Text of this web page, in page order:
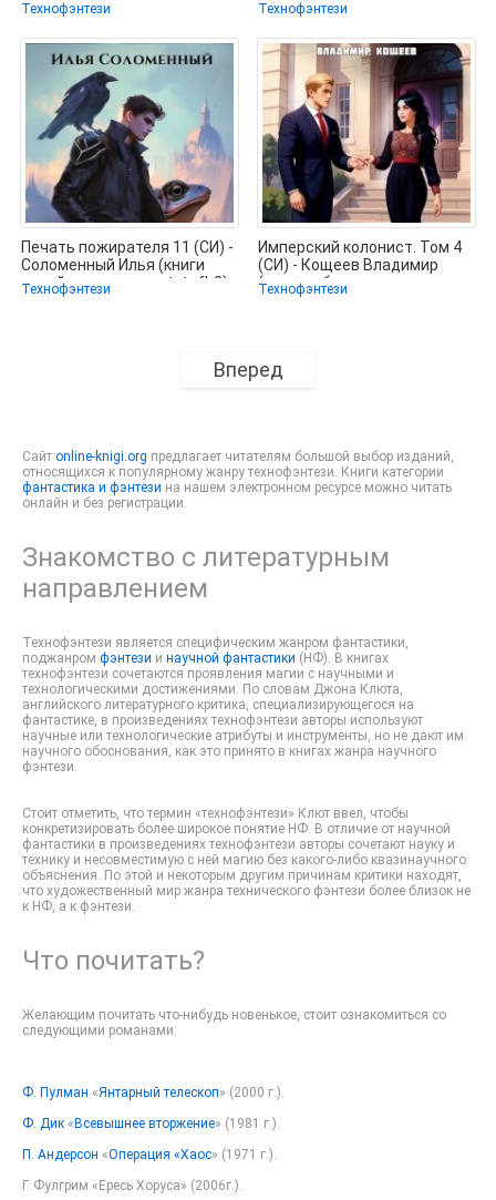
Технофэнтези Технофэнтези
Печать пожирателя 11 (СИ) -
Соломенный Илья (книги
онлайн полностью .txt, .fb2)
Технофэнтези
Имперский колонист. Том 4
(СИ) - Кощеев Владимир
(читаем бесплатно книги
Технофэнтези
Вперед
Сайт online-knigi.org предлагает читателям большой выбор изданий,
относящихся к популярному жанру технофэнтези. Книги категории
фантастика и фэнтези на нашем электронном ресурсе можно читать
онлайн и без регистрации.
Знакомство с литературным
направлением
Технофэнтези является специфическим жанром фантастики,
поджанром фэнтези и научной фантастики (НФ). В книгах
технофэнтези сочетаются проявления магии с научными и
технологическими достижениями. По словам Джона Клюта,
английского литературного критика, специализирующегося на
фантастике, в произведениях технофэнтези авторы используют
научные или технологические атрибуты и инструменты, но не дают им
научного обоснования, как это принято в книгах жанра научного
фэнтези.
Стоит отметить, что термин «технофэнтези» Клют ввел, чтобы
конкретизировать более широкое понятие НФ. В отличие от научной
фантастики в произведениях технофэнтези авторы сочетают науку и
технику и несовместимую с ней магию без какого-либо квазинаучного
объяснения. По этой и некоторым другим причинам критики находят,
что художественный мир жанра технического фэнтези более близок не
к НФ, а к фэнтези.
Что почитать?
Желающим почитать что-нибудь новенькое, стоит ознакомиться со
следующими романами:
Ф. Пулман «Янтарный телескоп» (2000 г.).
Ф. Дик « Всевышнее вторжение» (1981 г.).
П. Андерсон «Операция «Хаос» (1971 г.).
Г. Фулгрим «Ересь Хоруса» (2006г.).